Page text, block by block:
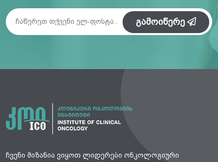
გამოიწერე
ჩვენი მიზანია ვიყოთ ლიდერები ონკოლოგიური